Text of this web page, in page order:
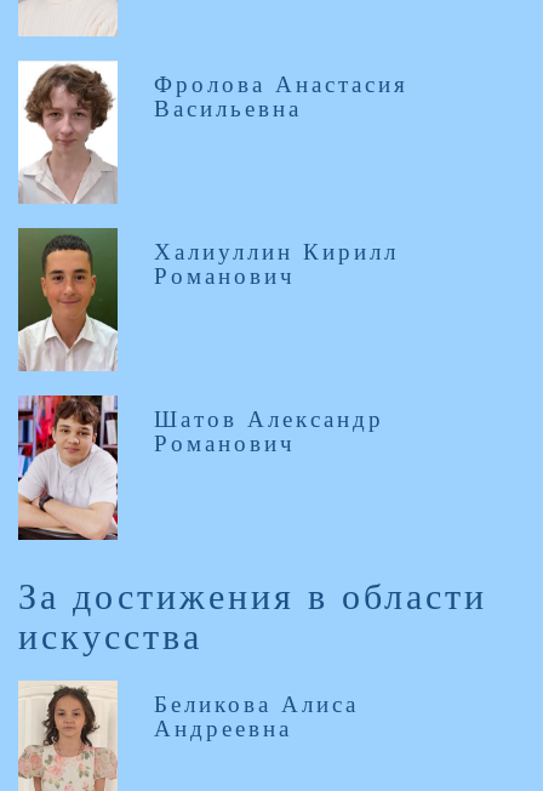
Фролова Анастасия
Васильевна
Халиуллин Кирилл
Романович
Шатов Александр
Романович
За достижения в области
искусства
Беликова Алиса
Андреевна